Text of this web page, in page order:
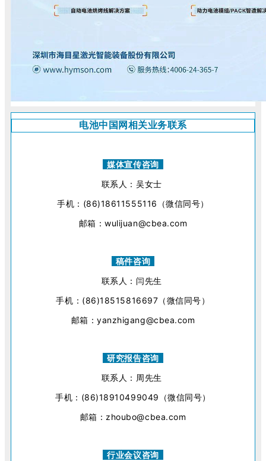
电池中国网相关业务联系
媒体宣传咨询
联系人：吴女士
手机：(86)18611555116（微信同号）
邮箱：wulijuan@cbea.com
稿件咨询
联系人：闫先生
手机：(86)18515816697（微信同号）
邮箱：yanzhigang@cbea.com
研究报告咨询
联系人：周先生
手机：(86)18910499049（微信同号）
邮箱：zhoubo@cbea.com
行业会议咨询